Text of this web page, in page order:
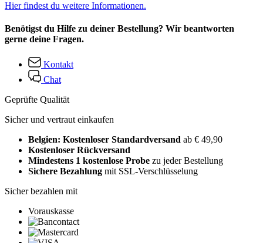
Hier findest du weitere Informationen.
Benötigst du Hilfe zu deiner Bestellung? Wir beantworten
gerne deine Fragen.
Kontakt
Chat
Geprüfte Qualität
Sicher und vertraut einkaufen
Belgien: Kostenloser Standardversand ab € 49,90
Kostenloser Rückversand
Mindestens 1 kostenlose Probe zu jeder Bestellung
Sichere Bezahlung mit SSL-Verschlüsselung
Sicher bezahlen mit
Vorauskasse